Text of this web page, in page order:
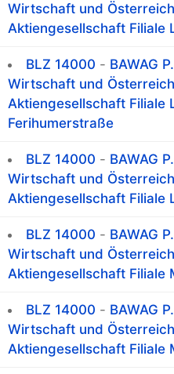
Wirtschaft und
Aktiengesellschaft Filiale
BLZ 14000 - BAWAG
Wirtschaft und
Aktiengesellschaft Filiale
Ferihumerstraße
BLZ 14000 - BAWAG
Wirtschaft und
Aktiengesellschaft Filiale
BLZ 14000 - BAWAG
Wirtschaft und
Aktiengesellschaft Filiale
BLZ 14000 - BAWAG
Wirtschaft und
Aktiengesellschaft Filiale